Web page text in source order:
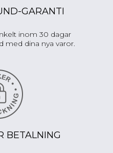
GARANTI
inom 30 dagar
med dina nya varor.
BETALNING